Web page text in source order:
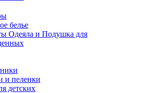
белье
Одеяла и Подушка для
и пеленки
детских